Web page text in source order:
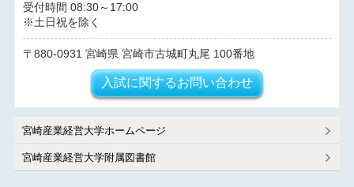
受付時間 08:30～17:00
※土日祝を除く
880-0931 宮崎県 宮崎市古城町丸尾 100番地
入試に関するお問い合わせ
宮崎産業経営大学ホームページ
宮崎産業経営大学附属図書館